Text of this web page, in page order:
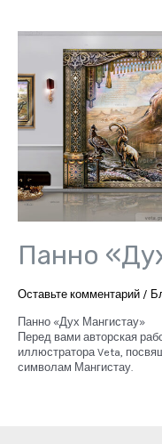
Панно
Оставьте комментарий /
Панно «Дух Мангистау»
Перед вами авторская
иллюстратора Veta,
символам Мангистау.